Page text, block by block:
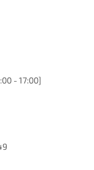
- 17:00]